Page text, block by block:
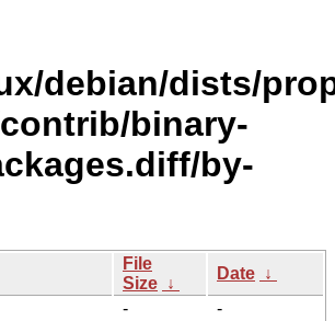
debian/dists/
binary-
by-
File
Size ↓
Date ↓
-
-